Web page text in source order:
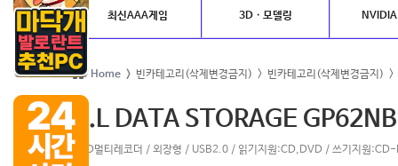
최신AAA게임 3D · 모델링
Home > 빈카테고리(삭제변경금지) > 빈카테고리(삭제변경금지) >
H.L DATA STORAGE
DVD멀티레코더 / 외장형 / USB2.0 / 읽기지원:CD,DVD / 쓰기지원